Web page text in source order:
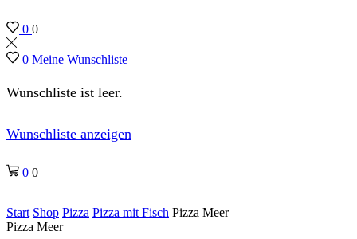
0 0
0 Meine Wunschliste
Wunschliste ist leer.
Wunschliste anzeigen
0 0
Start Shop Pizza Pizza mit Fisch Pizza Meer
Pizza Meer